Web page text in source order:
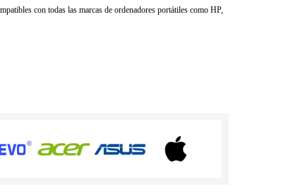
con todas las marcas de ordenadores portátiles como HP,